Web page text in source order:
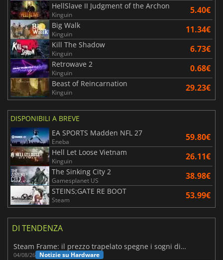
HellSlave II Judgment of the Archon
Kinguin 5.40€
Big Walk
Kinguin 11.34€
Kill The Shadow
Kinguin 6.73€
Retrowave 2
Kinguin 0.68€
Beast of Reincarnation
Kinguin 29.23€
DISPONIBILI A BREVE
EA SPORTS Madden NFL 27
Eneba 59.80€
Hell Let Loose Vietnam
Kinguin 26.11€
The Sinking City 2
Gamesplanet US 38.98€
STEINS;GATE RE BOOT
Steam 53.99€
DI TENDENZA
Steam Frame: il prezzo trapelato spegne i sogni di un VR economico
04/08/26 Notizie su Hardware